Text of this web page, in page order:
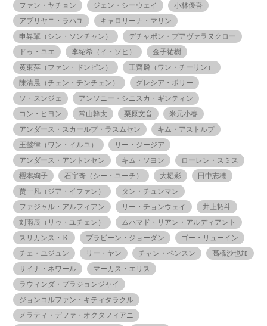
ファン・ヤチョン
ジェン・シーウェイ
小林優吾
アプリヤニ・ラハユ
キャロリーナ・マリン
申昇輩（シン・ソンチャン）
デチャポン・プアヴァラヌクロー
ドゥ・ユエ
李紹希（イ・ソヒ）
金子祐樹
黄東萍（ファン・ドンピン）
王齊麟（ワン・チーリン）
陳清晨（チェン・チンチェン）
グレシア・ポリー
ソ・スンジェ
アンソニー・シニスカ・ギンティン
コン・ヒヨン
常山幹太 栗原文音
米元小春
アンダース・スカールプ・ラスムセン
キム・アストルプ
王懿律（ワン・イルユ）
リー・ジージア
アンダース・アントンセン
キム・ソヨン
ローレン・スミス
櫻本絢子
石宇奇（シー・ユーチ） 大堀彩
田中志穂
贾一凡（ジア・イファン）
タン・チュンマン
ファジャル・アルフィアン
リー・チョンウェイ
井上拓斗
刘雨辰（リゥ・ユチェン）
ムハマド・リアン・アルディアント
スリカンス・Ｋ
プラビーン・ジョーダン
ゴー・リューイン
チェ・ユジュン
リー・ヤン チャン・ペンスン
髙橋沙也加
サイナ・ネワール
マーカス・エリス
ラウィンダ・プラジョンジャイ
ジョンコルファン・キティタラクル
メラティ・デファ・オクタフィアニ